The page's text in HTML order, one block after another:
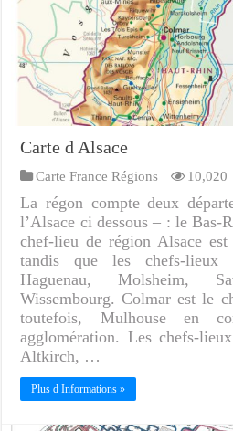
Carte d Alsace
Carte France Régions 10,020
La régon compte deux
l’Alsace ci dessous – : le
chef-lieu de région Alsace
tandis que les chefs-lieux
Haguenau, Molsheim,
Wissembourg. Colmar est le
toutefois, Mulhouse en
agglomération. Les chefs-
Altkirch, …
Plus d Informations »